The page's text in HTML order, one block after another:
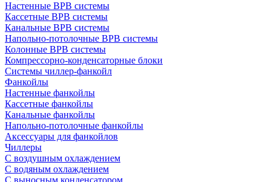
Настенные ВРВ системы
Кассетные ВРВ системы
Канальные ВРВ системы
Напольно-потолочные ВРВ системы
Колонные ВРВ системы
Компрессорно-конденсаторные блоки
Системы чиллер-фанкойл
Фанкойлы
Настенные фанкойлы
Кассетные фанкойлы
Канальные фанкойлы
Напольно-потолочные фанкойлы
Аксессуары для фанкойлов
Чиллеры
С воздушным охлаждением
С водяным охлаждением
С выносным конденсатором